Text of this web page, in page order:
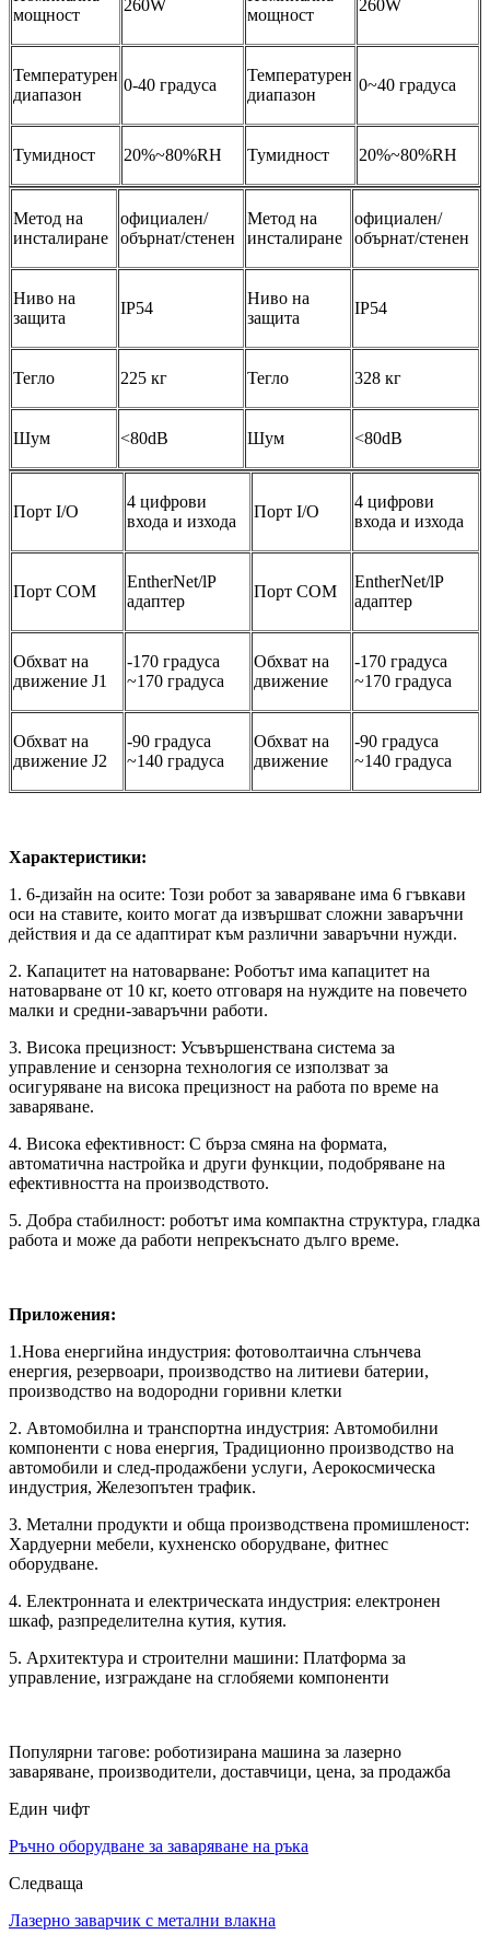
мощност
260W
мощност
260W
Температурен
диапазон
0-40 градуса
Температурен
диапазон
0~40 градуса
Тумидност 20%~80%RH Тумидност 20%~80%RH
Метод на
инсталиране
официален/
обърнат/стенен
Метод на
инсталиране
официален/
обърнат/стенен
Ниво на
защита
IP54
Ниво на
защита
IP54
Тегло 225 кг Тегло 328 кг
Шум <80dB Шум <80dB
Порт I/O
4 цифрови
входа и изхода
Порт I/O
4 цифрови
входа и изхода
Порт COM
EntherNet/lP
адаптер
Порт COM
EntherNet/lP
адаптер
Обхват на
движение J1
-170 градуса
~170 градуса
Обхват на
движение
-170 градуса
~170 градуса
Обхват на
движение J2
-90 градуса
~140 градуса
Обхват на
движение
-90 градуса
~140 градуса
Характеристики:
1. 6-дизайн на осите: Този робот за заваряване има 6 гъвкави
оси на ставите, които могат да извършват сложни заваръчни
действия и да се адаптират към различни заваръчни нужди.
2. Капацитет на натоварване: Роботът има капацитет на
натоварване от 10 кг, което отговаря на нуждите на повечето
малки и средни-заваръчни работи.
3. Висока прецизност: Усъвършенствана система за
управление и сензорна технология се използват за
осигуряване на висока прецизност на работа по време на
заваряване.
4. Висока ефективност: С бърза смяна на формата,
автоматична настройка и други функции, подобряване на
ефективността на производството.
5. Добра стабилност: роботът има компактна структура, гладка
работа и може да работи непрекъснато дълго време.
Приложения:
1.Нова енергийна индустрия: фотоволтаична слънчева
енергия, резервоари, производство на литиеви батерии,
производство на водородни горивни клетки
2. Автомобилна и транспортна индустрия: Автомобилни
компоненти с нова енергия, Традиционно производство на
автомобили и след-продажбени услуги, Аерокосмическа
индустрия, Железопътен трафик.
3. Метални продукти и обща производствена промишленост:
Хардуерни мебели, кухненско оборудване, фитнес
оборудване.
4. Електронната и електрическата индустрия: електронен
шкаф, разпределителна кутия, кутия.
5. Архитектура и строителни машини: Платформа за
управление, изграждане на сглобяеми компоненти
Популярни тагове: роботизирана машина за лазерно
заваряване, производители, доставчици, цена, за продажба
Един чифт
Ръчно оборудване за заваряване на ръка
Следваща
Лазерно заварчик с метални влакна